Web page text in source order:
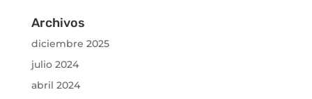
Archivos
diciembre 2025
julio 2024
abril 2024